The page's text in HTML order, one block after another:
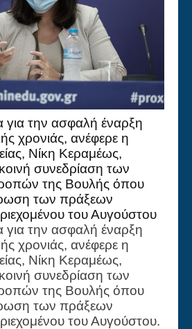
για την ασφαλή έναρξη
χρονιάς, ανέφερε η
Νίκη Κεραμέως,
συνεδρίαση των
της Βουλής όπου
των πράξεων
του Αυγούστου
για την ασφαλή έναρξη
χρονιάς, ανέφερε η
Νίκη Κεραμέως,
συνεδρίαση των
της Βουλής όπου
των πράξεων
του Αυγούστου.